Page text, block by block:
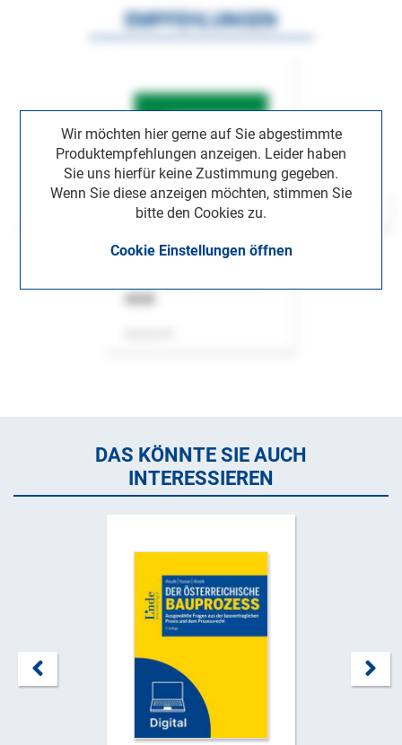
Wir möchten hier gerne auf Sie abgestimmte
Produktempfehlungen anzeigen. Leider haben
Sie uns hierfür keine Zustimmung gegeben.
Wenn Sie diese anzeigen möchten, stimmen Sie
bitte den Cookies zu.
Cookie Einstellungen öffnen
EMPFEHLUNGEN
DAS KÖNNTE SIE AUCH
INTERESSIEREN